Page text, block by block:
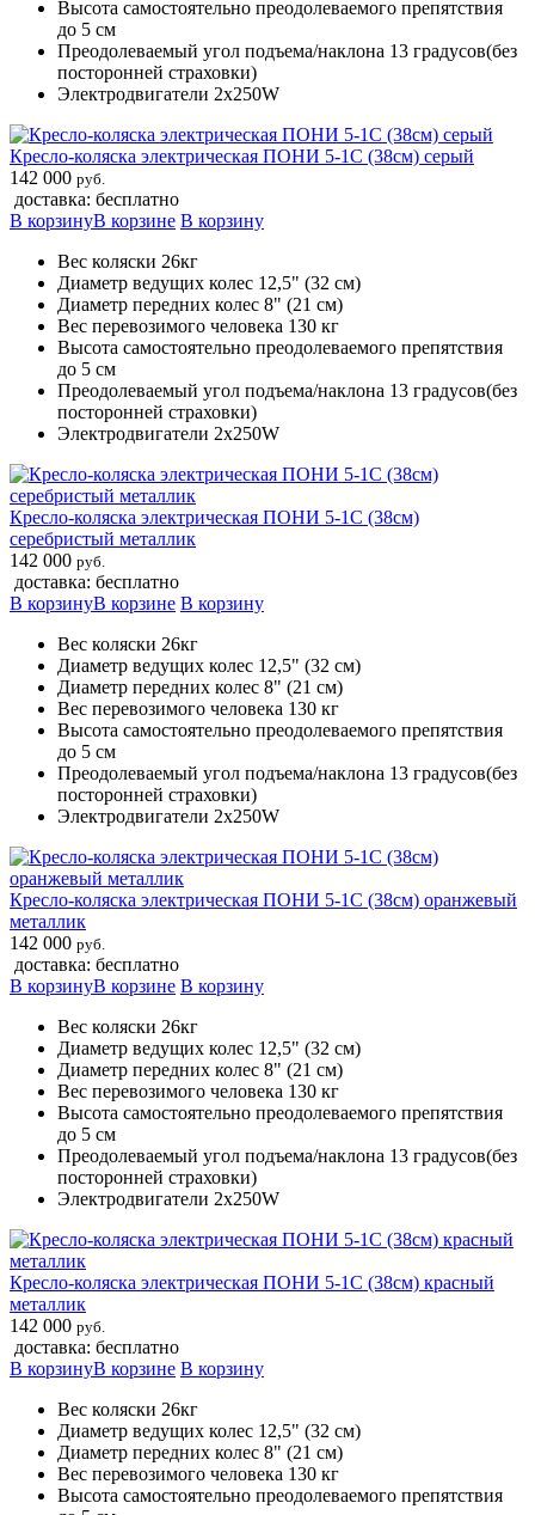
Высота самостоятельно преодолеваемого препятствия
до 5 см
Преодолеваемый угол подъема/наклона 13 градусов(без
посторонней страховки)
Электродвигатели 2х250W
Кресло-коляска электрическая ПОНИ 5-1С (38см) серый
142 000 руб.
доставка: бесплатно
В корзинуВ корзине В корзину
Вес коляски 26кг
Диаметр ведущих колес 12,5" (32 см)
Диаметр передних колес 8" (21 см)
Вес перевозимого человека 130 кг
Высота самостоятельно преодолеваемого препятствия
до 5 см
Преодолеваемый угол подъема/наклона 13 градусов(без
посторонней страховки)
Электродвигатели 2х250W
Кресло-коляска электрическая ПОНИ 5-1С (38см)
серебристый металлик
142 000 руб.
доставка: бесплатно
В корзинуВ корзине В корзину
Вес коляски 26кг
Диаметр ведущих колес 12,5" (32 см)
Диаметр передних колес 8" (21 см)
Вес перевозимого человека 130 кг
Высота самостоятельно преодолеваемого препятствия
до 5 см
Преодолеваемый угол подъема/наклона 13 градусов(без
посторонней страховки)
Электродвигатели 2х250W
Кресло-коляска электрическая ПОНИ 5-1С (38см) оранжевый
металлик
142 000 руб.
доставка: бесплатно
В корзинуВ корзине В корзину
Вес коляски 26кг
Диаметр ведущих колес 12,5" (32 см)
Диаметр передних колес 8" (21 см)
Вес перевозимого человека 130 кг
Высота самостоятельно преодолеваемого препятствия
до 5 см
Преодолеваемый угол подъема/наклона 13 градусов(без
посторонней страховки)
Электродвигатели 2х250W
Кресло-коляска электрическая ПОНИ 5-1С (38см) красный
металлик
142 000 руб.
доставка: бесплатно
В корзинуВ корзине В корзину
Вес коляски 26кг
Диаметр ведущих колес 12,5" (32 см)
Диаметр передних колес 8" (21 см)
Вес перевозимого человека 130 кг
Высота самостоятельно преодолеваемого препятствия